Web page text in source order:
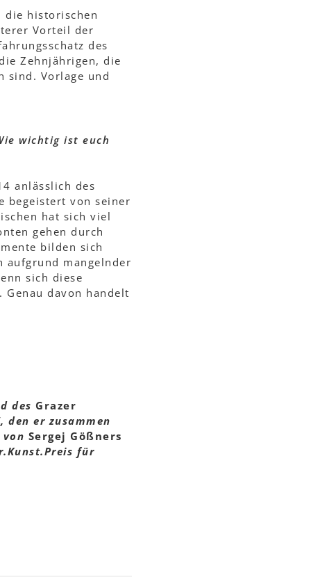
die historischen
Vorteil der
des
Zehnjährigen, die
sind. Vorlage und
wichtig ist euch
anlässlich des
begeistert von seiner
hat sich viel
gehen durch
bilden sich
aufgrund mangelnder
sich diese
davon handelt
des Grazer
den er zusammen
Sergej Gößners
für